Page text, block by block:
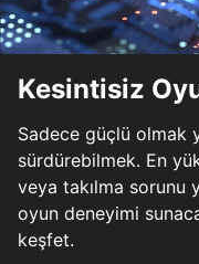
Kesintisiz
Sadece güçlü olmak
sürdürebilmek. En
veya takılma sorunu
oyun deneyimi
keşfet.